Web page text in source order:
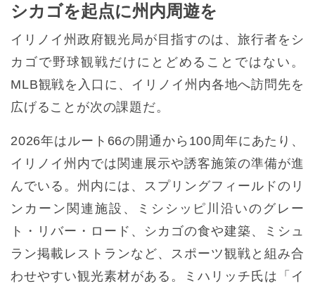
シカゴを起点に州内周遊を
イリノイ州政府観光局が目指すのは、旅行者をシ
カゴで野球観戦だけにとどめることではない。
MLB観戦を入口に、イリノイ州内各地へ訪問先を
広げることが次の課題だ。
2026年はルート66の開通から100周年にあたり、
イリノイ州内では関連展示や誘客施策の準備が進
んでいる。州内には、スプリングフィールドのリ
ンカーン関連施設、ミシシッピ川沿いのグレー
ト・リバー・ロード、シカゴの食や建築、ミシュ
ラン掲載レストランなど、スポーツ観戦と組み合
わせやすい観光素材がある。ミハリッチ氏は「イ